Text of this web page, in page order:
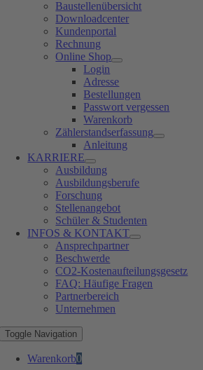
Baustellenübersicht
Downloadcenter
Kundenportal
Rechnung
Online Shop
Login
Adresse
Bestellungen
Passwort vergessen
Warenkorb
Zählerstandserfassung
Anleitung
KARRIERE
Ausbildung
Ausbildungsberufe
Forschung
Stellenangebot
Schüler & Studenten
INFOS & KONTAKT
Ansprechpartner
Beschwerde
CO2-Kostenaufteilungsgesetz
FAQ: Häufige Fragen
Partnerbereich
Unternehmen
Toggle Navigation
Warenkorb0